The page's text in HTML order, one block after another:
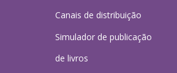
Canais de distribuição
Simulador de publicação
de livros